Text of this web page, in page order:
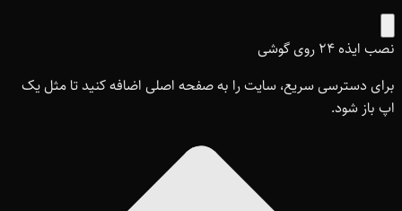
نصب ایذه ۲۴ روی گوشی
برای دسترسی سریع، سایت را به صفحه اصلی اضافه کنید تا مثل یک
اپ باز شود.